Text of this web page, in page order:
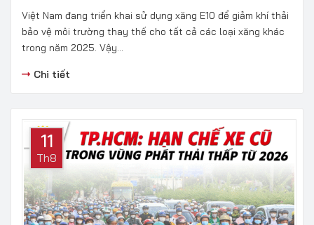
Việt Nam đang triển khai sử dụng xăng E10 để giảm khí thải
bảo vệ môi trường thay thế cho tất cả các loại xăng khác
trong năm 2025. Vậy...
Chi tiết
11
Th8